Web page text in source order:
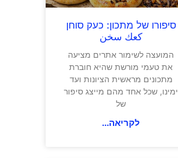
סיפורו של מתכון: כעק סוחן
كعك سخن
המועצה לשימור אתרים מציעה
את טעמי מורשת שהיא חוברת
מתכונים מראשית הציונות ועד
ימינו, שכל אחד מהם מייצג סיפור
של
לקריאה...